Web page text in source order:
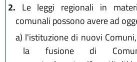
2. Le leggi regionali in
comunali possono avere ad
a) l'istituzione di nuovi
la fusione di